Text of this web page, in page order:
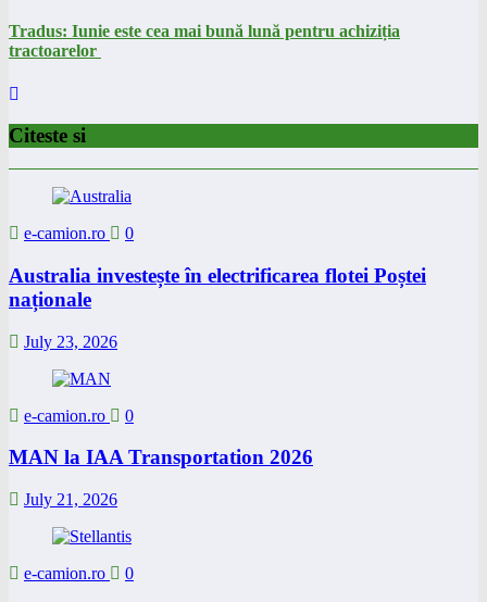
Tradus: Iunie este cea mai bună lună pentru achiziția
tractoarelor
Citeste si
e-camion.ro 0
Australia investește în electrificarea flotei Poștei
naționale
July 23, 2026
e-camion.ro 0
MAN la IAA Transportation 2026
July 21, 2026
e-camion.ro 0